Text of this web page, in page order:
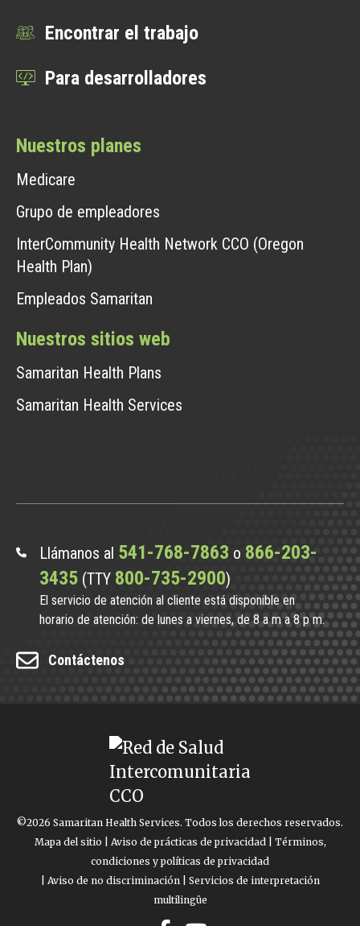
Encontrar el trabajo
Para desarrolladores
Nuestros planes
Medicare
Grupo de empleadores
InterCommunity Health Network CCO (Oregon
Health Plan)
Empleados Samaritan
Nuestros sitios web
Samaritan Health Plans
Samaritan Health Services
Llámanos al 541-768-7863 o 866-203-
3435(TTY 800-735-2900)
El servicio de atención al cliente está disponible en
horario de atención: de lunes a viernes, de 8 a m a 8 p m.
Contáctenos
©2026 Samaritan Health Services. Todos los derechos reservados.
Mapa del sitio
Aviso de prácticas de privacidad| Términos,
condiciones y políticas de privacidad
Aviso de no discriminación| Servicios de interpretación
multilingüe